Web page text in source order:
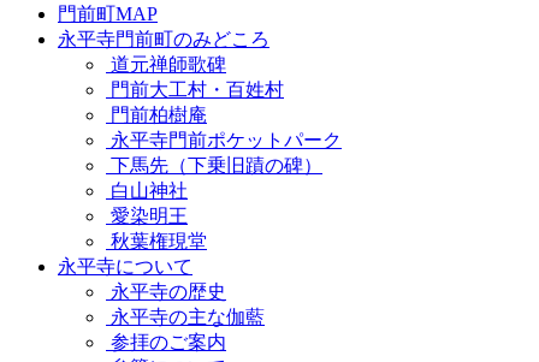
門前町MAP
永平寺門前町のみどころ
道元禅師歌碑
門前大工村・百姓村
門前柏樹庵
永平寺門前ポケットパーク
下馬先（下乗旧蹟の碑）
白山神社
愛染明王
秋葉権現堂
永平寺について
永平寺の歴史
永平寺の主な伽藍
参拝のご案内